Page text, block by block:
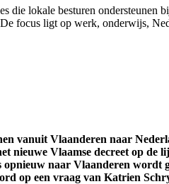
lokale besturen ondersteunen
focus ligt op werk, onderwijs,
vanuit Vlaanderen naar
nieuwe Vlaamse decreet op
naar Vlaanderen wordt
op een vraag van Katrien